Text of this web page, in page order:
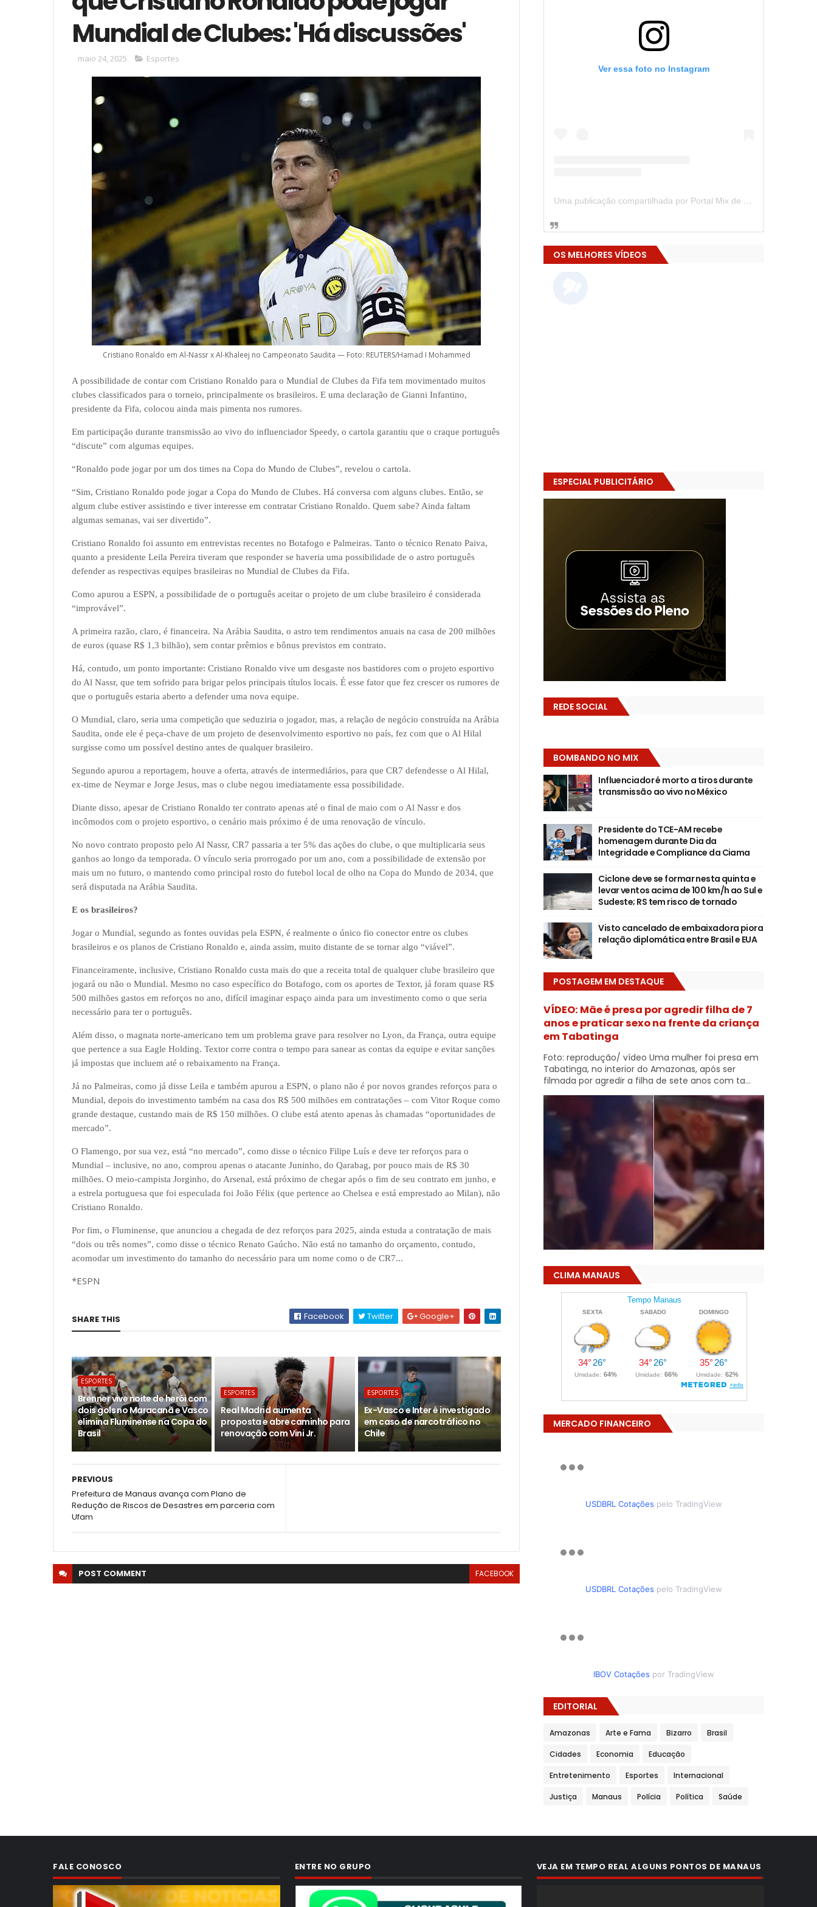
Mundial de Clubes: 'Há discussões'
maio 24, 2025 Esportes
Cristiano Ronaldo em Al-Nassr x Al-Khaleej no Campeonato Saudita — Foto: REUTERS/Hamad I Mohammed
A possibilidade de contar com Cristiano Ronaldo para o Mundial de Clubes da Fifa tem movimentado muitos
clubes classificados para o torneio, principalmente os brasileiros. E uma declaração de Gianni Infantino,
presidente da Fifa, colocou ainda mais pimenta nos rumores.
Em participação durante transmissão ao vivo do influenciador Speedy, o cartola garantiu que o craque português
“discute” com algumas equipes.
“Ronaldo pode jogar por um dos times na Copa do Mundo de Clubes”, revelou o cartola.
“Sim, Cristiano Ronaldo pode jogar a Copa do Mundo de Clubes. Há conversa com alguns clubes. Então, se
algum clube estiver assistindo e tiver interesse em contratar Cristiano Ronaldo. Quem sabe? Ainda faltam
algumas semanas, vai ser divertido”.
Cristiano Ronaldo foi assunto em entrevistas recentes no Botafogo e Palmeiras. Tanto o técnico Renato Paiva,
quanto a presidente Leila Pereira tiveram que responder se haveria uma possibilidade de o astro português
defender as respectivas equipes brasileiras no Mundial de Clubes da Fifa.
Como apurou a ESPN, a possibilidade de o português aceitar o projeto de um clube brasileiro é considerada
“improvável”.
A primeira razão, claro, é financeira. Na Arábia Saudita, o astro tem rendimentos anuais na casa de 200 milhões
de euros (quase R$ 1,3 bilhão), sem contar prêmios e bônus previstos em contrato.
Há, contudo, um ponto importante: Cristiano Ronaldo vive um desgaste nos bastidores com o projeto esportivo
do Al Nassr, que tem sofrido para brigar pelos principais títulos locais. É esse fator que fez crescer os rumores de
que o português estaria aberto a defender uma nova equipe.
O Mundial, claro, seria uma competição que seduziria o jogador, mas, a relação de negócio construída na Arábia
Saudita, onde ele é peça-chave de um projeto de desenvolvimento esportivo no país, fez com que o Al Hilal
surgisse como um possível destino antes de qualquer brasileiro.
Segundo apurou a reportagem, houve a oferta, através de intermediários, para que CR7 defendesse o Al Hilal,
ex-time de Neymar e Jorge Jesus, mas o clube negou imediatamente essa possibilidade.
Diante disso, apesar de Cristiano Ronaldo ter contrato apenas até o final de maio com o Al Nassr e dos
incômodos com o projeto esportivo, o cenário mais próximo é de uma renovação de vínculo.
No novo contrato proposto pelo Al Nassr, CR7 passaria a ter 5% das ações do clube, o que multiplicaria seus
ganhos ao longo da temporada. O vínculo seria prorrogado por um ano, com a possibilidade de extensão por
mais um no futuro, o mantendo como principal rosto do futebol local de olho na Copa do Mundo de 2034, que
será disputada na Arábia Saudita.
E os brasileiros?
Jogar o Mundial, segundo as fontes ouvidas pela ESPN, é realmente o único fio conector entre os clubes
brasileiros e os planos de Cristiano Ronaldo e, ainda assim, muito distante de se tornar algo “viável”.
Financeiramente, inclusive, Cristiano Ronaldo custa mais do que a receita total de qualquer clube brasileiro que
jogará ou não o Mundial. Mesmo no caso específico do Botafogo, com os aportes de Textor, já foram quase R$
500 milhões gastos em reforços no ano, difícil imaginar espaço ainda para um investimento como o que seria
necessário para ter o português.
Além disso, o magnata norte-americano tem um problema grave para resolver no Lyon, da França, outra equipe
que pertence a sua Eagle Holding. Textor corre contra o tempo para sanear as contas da equipe e evitar sanções
já impostas que incluem até o rebaixamento na França.
Já no Palmeiras, como já disse Leila e também apurou a ESPN, o plano não é por novos grandes reforços para o
Mundial, depois do investimento também na casa dos R$ 500 milhões em contratações – com Vitor Roque como
grande destaque, custando mais de R$ 150 milhões. O clube está atento apenas às chamadas “oportunidades de
mercado”.
O Flamengo, por sua vez, está “no mercado”, como disse o técnico Filipe Luís e deve ter reforços para o
Mundial – inclusive, no ano, comprou apenas o atacante Juninho, do Qarabag, por pouco mais de R$ 30
milhões. O meio-campista Jorginho, do Arsenal, está próximo de chegar após o fim de seu contrato em junho, e
a estrela portuguesa que foi especulada foi João Félix (que pertence ao Chelsea e está emprestado ao Milan), não
Cristiano Ronaldo.
Por fim, o Fluminense, que anunciou a chegada de dez reforços para 2025, ainda estuda a contratação de mais
“dois ou três nomes”, como disse o técnico Renato Gaúcho. Não está no tamanho do orçamento, contudo,
acomodar um investimento do tamanho do necessário para um nome como o de CR7...
*ESPN
SHARE THIS Facebook Twitter Google+
ESPORTES
Brenner vive noite de herói com
dois gols no Maracanã e Vasco
elimina Fluminense na Copa do
Brasil
ESPORTES
Real Madrid aumenta
proposta e abre caminho para
renovação com Vini Jr.
ESPORTES
Ex-Vasco e Inter é investigado
em caso de narcotráfico no
Chile
PREVIOUS
Prefeitura de Manaus avança com Plano de
Redução de Riscos de Desastres em parceria com
Ufam
POST COMMENT FACEBOOK
Ver essa foto no Instagram
Uma publicação compartilhada por Portal Mix de Notícias (@portalmixdenoticias)
OS MELHORES VÍDEOS
ESPECIAL PUBLICITÁRIO
REDE SOCIAL
BOMBANDO NO MIX
Influenciador é morto a tiros durante
transmissão ao vivo no México
Presidente do TCE-AM recebe
homenagem durante Dia da
Integridade e Compliance da Ciama
Ciclone deve se formar nesta quinta e
levar ventos acima de 100 km/h ao Sul e
Sudeste; RS tem risco de tornado
Visto cancelado de embaixadora piora
relação diplomática entre Brasil e EUA
POSTAGEM EM DESTAQUE
VÍDEO: Mãe é presa por agredir filha de 7
anos e praticar sexo na frente da criança
em Tabatinga
Foto: reprodução/ vídeo Uma mulher foi presa em
Tabatinga, no interior do Amazonas, após ser
filmada por agredir a filha de sete anos com ta...
CLIMA MANAUS
MERCADO FINANCEIRO
USDBRL Cotações pelo TradingView
USDBRL Cotações pelo TradingView
IBOV Cotações por TradingView
EDITORIAL
Amazonas Arte e Fama Bizarro Brasil
Cidades Economia Educação
Entretenimento Esportes Internacional
Justiça Manaus Polícia Política Saúde
FALE CONOSCO ENTRE NO GRUPO VEJA EM TEMPO REAL ALGUNS PONTOS DE MANAUS